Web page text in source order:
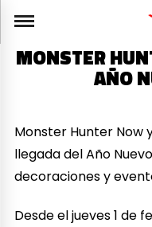
MONSTER
AÑO
Monster Hunter Now
llegada del Año
decoraciones y
Desde el jueves 1 de